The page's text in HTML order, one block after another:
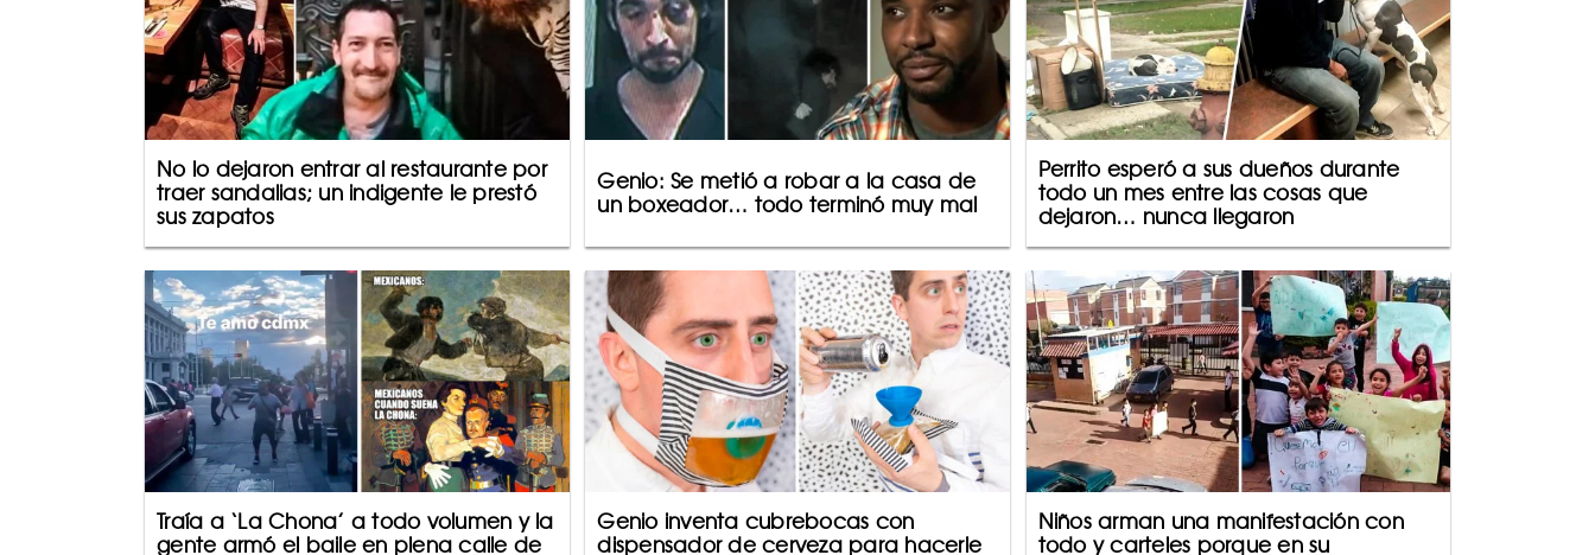
No lo dejaron entrar al restaurante por
traer sandalias; un indigente le prestó
sus zapatos
Genio: Se metió a robar a la casa de
un boxeador… todo terminó muy mal
Perrito esperó a sus dueños durante
todo un mes entre las cosas que
dejaron… nunca llegaron
Traía a ‘La Chona’ a todo volumen y la
gente armó el baile en plena calle de
Genio inventa cubrebocas con
dispensador de cerveza para hacerle
Niños arman una manifestación con
todo y carteles porque en su